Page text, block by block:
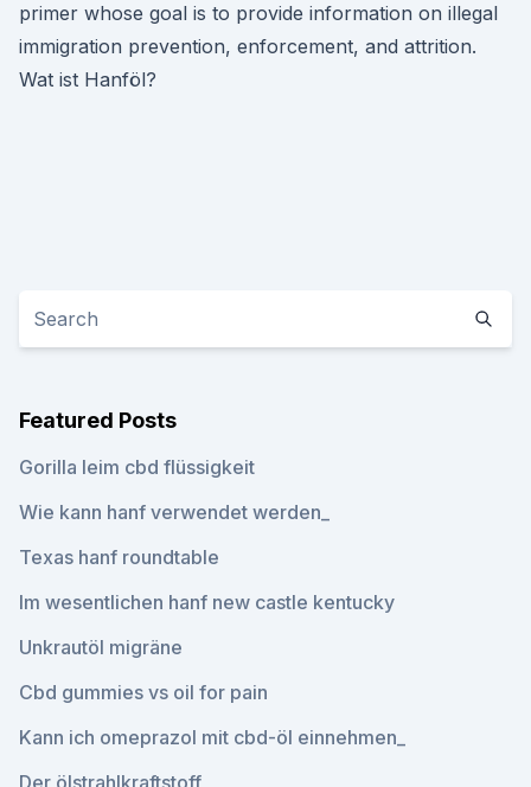
primer whose goal is to provide information on illegal
immigration prevention, enforcement, and attrition.
Wat ist Hanföl?
Featured Posts
Gorilla leim cbd flüssigkeit
Wie kann hanf verwendet werden_
Texas hanf roundtable
Im wesentlichen hanf new castle kentucky
Unkrautöl migräne
Cbd gummies vs oil for pain
Kann ich omeprazol mit cbd-öl einnehmen_
Der ölstrahlkraftstoff